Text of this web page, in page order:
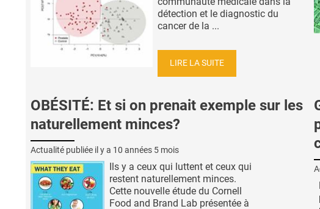
détection et le diagnostic du
cancer de la ...
LIRE LA SUITE
OBÉSITÉ: Et si on prenait exemple sur les
naturellement minces?
Actualité publiée il y a 10 années 5 mois
Ils y a ceux qui luttent et ceux qui
restent naturellement minces.
Cette nouvelle étude du Cornell
Food and Brand Lab présentée à